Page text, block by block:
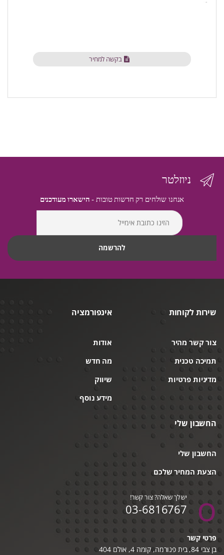
בקשה למחיר
ניוזלטר
אנחנו שולחים רק חדשות טובות - הישארו מעודכנים
שירות לקוחות
צור קשר מהיר
תמיכה טכנית
מדיניות פרטיות
אינפורמציה
אודות
מה חדש
שיווק
מידע נוסף
החשבון שלי
החשבון שלי
הצעת המחיר שלכם
יש לך שאלה? צור קשר!
03-6816767
פרטי קשר
בן צבי 84, בית פנורמה, קומה 4, אולם 404